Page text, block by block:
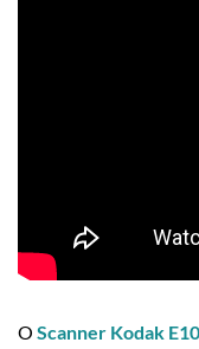
O Scanner Kodak